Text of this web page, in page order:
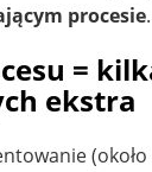
procesie.
=
ekstra
(około